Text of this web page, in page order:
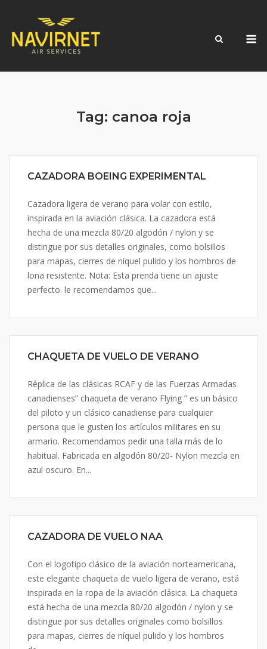
content
Tag: canoa roja
CAZADORA BOEING EXPERIMENTAL
Cazadora ligera de verano para volar con estilo,
inspirada en la aviación clásica. La cazadora está
hecha de una mezcla 80/20 algodón / nylon y se
distingue por sus detalles originales, como bolsillos
para mapas, cierres de níquel pulido y los hombros de
lona resistente. Nota: Esta prenda tiene un ajuste
perfecto. le recomendamos que...
CHAQUETA DE VUELO DE VERANO
Réplica de las clásicas RCAF y de las Fuerzas Armadas
canadienses” chaqueta de verano Flying ” es un básico
del piloto y un clásico canadiense para cualquier
persona que le gusten los artículos militares en su
armario. Recomendamos pedir una talla más de lo
habitual. Fabricada en algodón 80/20- Nylon mezcla en
azul oscuro. En...
CAZADORA DE VUELO NAA
Con el logotipo clásico de la aviación norteamericana,
este elegante chaqueta de vuelo ligera de verano, está
inspirada en la ropa de la aviación clásica. La chaqueta
está hecha de una mezcla 80/20 algodón / nylon y se
distingue por sus detalles originales como bolsillos
para mapas, cierres de níquel pulido y los hombros